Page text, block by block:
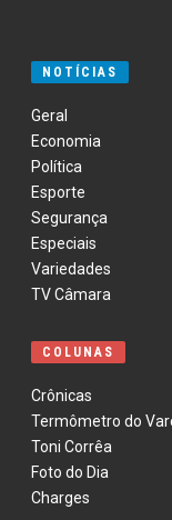
NOTÍCIAS
Geral
Economia
Política
Esporte
Segurança
Especiais
Variedades
TV Câmara
COLUNAS
Crônicas
Termômetro do
Toni Corrêa
Foto do Dia
Charges